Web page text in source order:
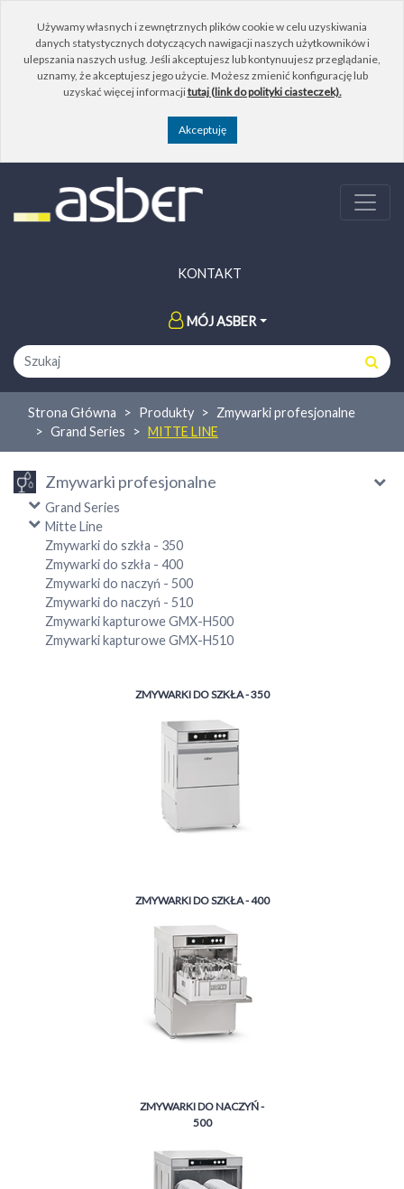
Używamy własnych i zewnętrznych plików cookie w celu uzyskiwania
danych statystycznych dotyczących nawigacji naszych użytkowników i
ulepszania naszych usług. Jeśli akceptujesz lub kontynuujesz przeglądanie,
uznamy, że akceptujesz jego użycie. Możesz zmienić konfigurację lub
uzyskać więcej informacjitutaj (link do polityki ciasteczek).
KONTAKT
MÓJ ASBER
Strona Główna Produkty
Zmywarki profesjonalne
Grand Series
MITTE LINE
Zmywarki profesjonalne
Grand Series
Mitte Line
Zmywarki do szkła - 350
Zmywarki do szkła - 400
Zmywarki do naczyń - 500
Zmywarki do naczyń - 510
Zmywarki kapturowe GMX-H500
Zmywarki kapturowe GMX-H510
ZMYWARKI DO SZKŁA - 350
ZMYWARKI DO SZKŁA - 400
ZMYWARKI DO NACZYŃ -
500